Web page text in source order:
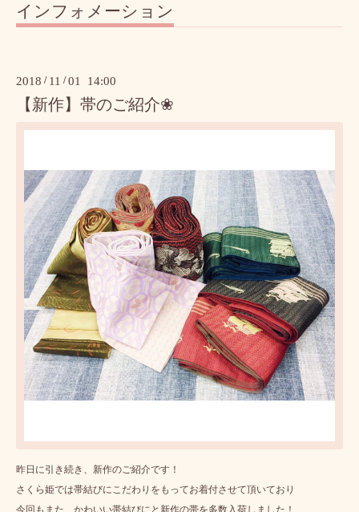
インフォメーション
2018 / 11 /01 14:00
【新作】帯のご紹介❀
昨日に引き続き、新作のご紹介です！
さくら姫では帯結びにこだわりをもってお着付させて頂いており
今回もまた、かわいい帯結びにと新作の帯を多数入荷しました！